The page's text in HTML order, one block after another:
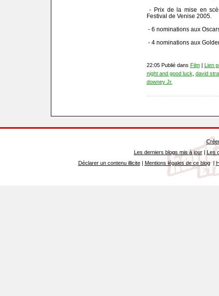
- Prix de la mise en
Festival de Venise 2005.
- 6 nominations aux
- 4 nominations aux
22:05 Publié dans Film| Lien
night and good luck david
downey Jr.
Les derniers blogs mis à jour| Les
Déclarer un contenu illicite| Mentions légales de ce blog|